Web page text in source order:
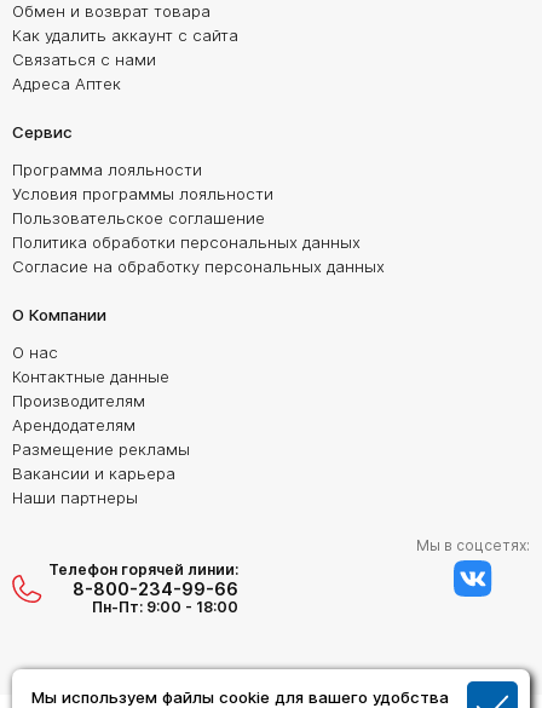
Мы используем файлы cookie для вашего удобства
Обмен и возврат товара
Как удалить аккаунт с сайта
Связаться с нами
Адреса Аптек
Сервис
Программа лояльности
Условия программы лояльности
Пользовательское соглашение
Политика обработки персональных данных
Согласие на обработку персональных данных
О Компании
О нас
Контактные данные
Производителям
Арендодателям
Размещение рекламы
Вакансии и карьера
Наши партнеры
Телефон горячей линии:
8-800-234-99-66
Пн-Пт: 9:00 - 18:00
Мы в соцсетях: